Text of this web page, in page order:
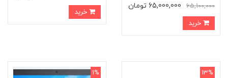
65,100,000 65,000,000 تومان
13%
1%